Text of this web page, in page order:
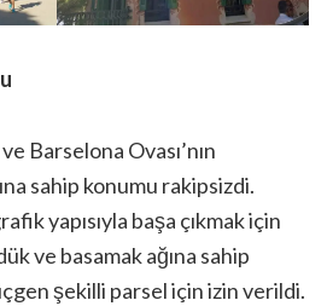
Barselona Ovası’nın
sahip konumu rakipsizdi.
yapısıyla başa çıkmak için
ve basamak ağına sahip
şekilli parsel için izin verildi.